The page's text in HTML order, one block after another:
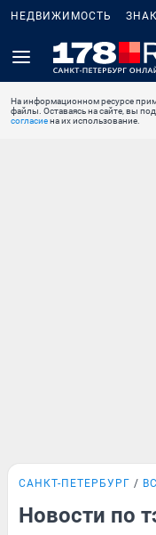
НЕДВИЖИМОСТЬ
На информационном ресурсе
файлы. Оставаясь на сайте, вы
согласиена их использование.
САНКТ-ПЕТЕРБУРГ
Новости по